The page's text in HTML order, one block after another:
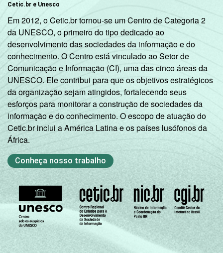
Cetic.br e Unesco
Em 2012, o Cetic.br tornou-se um Centro de Categoria 2
da UNESCO, o primeiro do tipo dedicado ao
desenvolvimento das sociedades da informação e do
conhecimento. O Centro está vinculado ao Setor de
Comunicação e Informação (CI), uma das cinco áreas da
UNESCO. Ele contribui para que os objetivos estratégicos
da organização sejam atingidos, fortalecendo seus
esforços para monitorar a construção de sociedades da
informação e do conhecimento. O escopo de atuação do
Cetic.br inclui a América Latina e os países lusófonos da
África.
Conheça nosso trabalho